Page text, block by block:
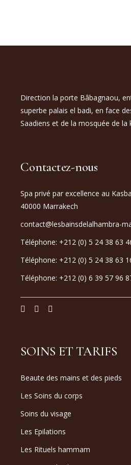
Direction la porte Bâbagnaou,
superbe palais el badi, en face
Saadiens et de la mosquée de la
Contactez-nous
Spa privé par excellence au
40000 Marrakech
contact@lesbainsdelalhambra-
Téléphone: +212 (0) 5 24 38 63
Téléphone: +212 (0) 5 24 38 63
Téléphone: +212 (0) 6 39 57 96
SOINS ET TARIFS
Beaute des mains et des pieds
Les Soins du corps
Soins du visage
Les Epilations
Les Rituels hammam